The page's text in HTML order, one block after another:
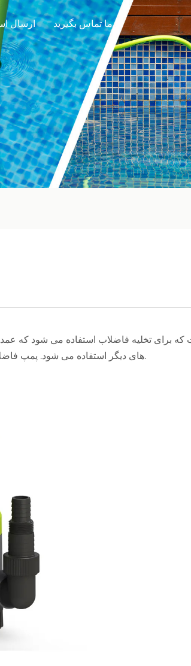
ارسال با ما تماس بگیرید
برای تخلیه فاضلاب استفاده می شود که
های دیگر استفاده می شود. پمپ فاضلاب شناور معمولاً از یک موتور الکتریکی، بدنه پمپ، پروانه، دستگاه آب بندی و سیستم کنترل تشکیل شده است.